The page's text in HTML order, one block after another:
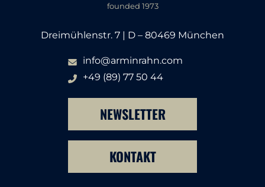
founded 1973
Dreimühlenstr. 7 | D – 80469 München
info@arminrahn.com
+49 (89) 77 50 44
NEWSLETTER
KONTAKT